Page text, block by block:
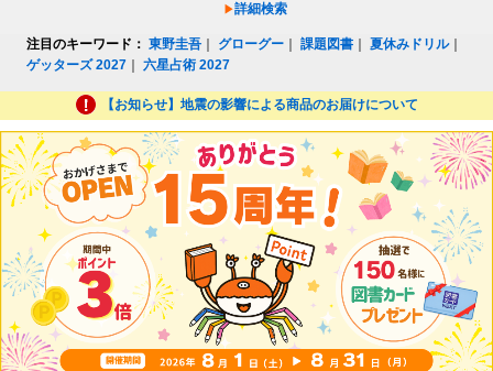
詳細検索
注目のキーワード： 東野圭吾 グローグー ｜課題図書 ｜夏休みドリル｜
ゲッターズ 2027 ｜六星占術 2027
【お知らせ】地震の影響による商品のお届けについて